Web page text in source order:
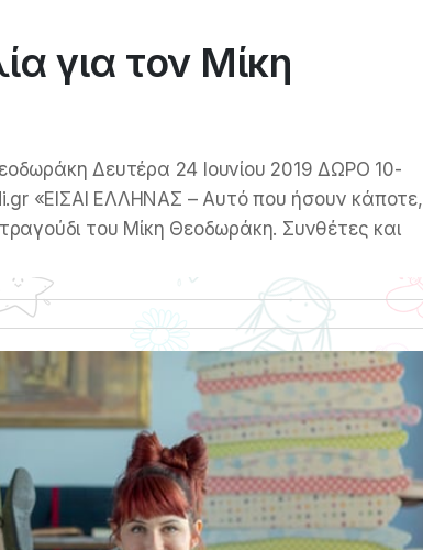
για τον Μίκη
Δευτέρα 24 Ιουνίου 2019 ΔΩΡΟ 10-
«ΕΙΣΑΙ ΕΛΛΗΝΑΣ – Αυτό που ήσουν κάποτε,
του Μίκη Θεοδωράκη. Συνθέτες και